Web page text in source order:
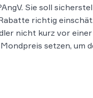
Sie soll
richtig
nicht kurz vor
setzen, um